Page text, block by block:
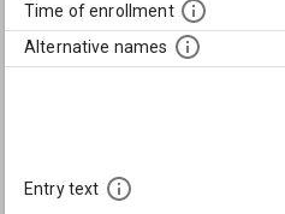
Time of enrollment
Alternative names
Entry text